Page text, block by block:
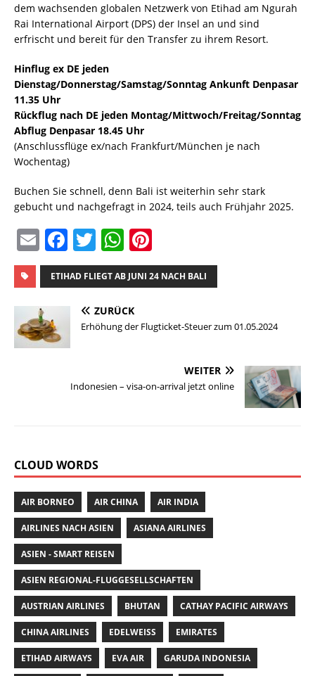
dem wachsenden globalen Netzwerk von Etihad am Ngurah
Rai International Airport (DPS) der Insel an und sind
erfrischt und bereit für den Transfer zu ihrem Resort.
Hinflug ex DE jeden
Dienstag/Donnerstag/Samstag/Sonntag Ankunft Denpasar
11.35 Uhr
Rückflug nach DE jeden Montag/Mittwoch/Freitag/Sonntag
Abflug Denpasar 18.45 Uhr
(Anschlussflüge ex/nach Frankfurt/München je nach
Wochentag)
Buchen Sie schnell, denn Bali ist weiterhin sehr stark
gebucht und nachgefragt in 2024, teils auch Frühjahr 2025.
E
m
ai
l
F
a
c
e
o
k
T
w
it
te
r
W
h
at
s
A
n
te
st
ETIHAD FLIEGT AB JUNI 24 NACH BALI
ZURÜCK
Erhöhung der Flugticket-Steuer zum 01.05.2024
WEITER
Indonesien – visa-on-arrival jetzt online
CLOUD WORDS
AIR BORNEO AIR CHINA AIR INDIA
AIRLINES NACH ASIEN ASIANA AIRLINES
ASIEN - SMART REISEN
ASIEN REGIONAL-FLUGGESELLSCHAFTEN
AUSTRIAN AIRLINES BHUTAN CATHAY PACIFIC AIRWAYS
CHINA AIRLINES EDELWEISS EMIRATES
ETIHAD AIRWAYS EVA AIR GARUDA INDONESIA